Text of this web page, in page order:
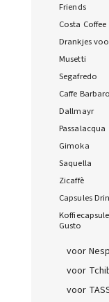
Friends
Costa Coffee
Drankjes
Musetti
Segafredo
Caffe Barbaro
Dallmayr
Passalacqua
Gimoka
Saquella
Zicaffè
Capsules
Gusto
voor
voor
voor